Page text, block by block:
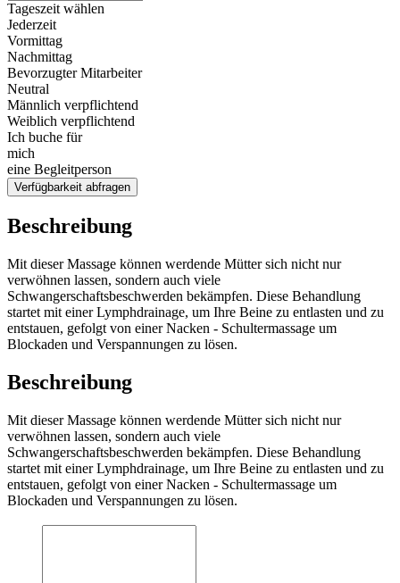
Tageszeit wählen
Jederzeit
Vormittag
Nachmittag
Bevorzugter Mitarbeiter
Neutral
Männlich verpflichtend
Weiblich verpflichtend
Ich buche für
mich
eine Begleitperson
Verfügbarkeit abfragen
Beschreibung
Mit dieser Massage können werdende Mütter sich nicht nur
verwöhnen lassen, sondern auch viele
Schwangerschaftsbeschwerden bekämpfen. Diese Behandlung
startet mit einer Lymphdrainage, um Ihre Beine zu entlasten und zu
entstauen, gefolgt von einer Nacken - Schultermassage um
Blockaden und Verspannungen zu lösen.
Beschreibung
Mit dieser Massage können werdende Mütter sich nicht nur
verwöhnen lassen, sondern auch viele
Schwangerschaftsbeschwerden bekämpfen. Diese Behandlung
startet mit einer Lymphdrainage, um Ihre Beine zu entlasten und zu
entstauen, gefolgt von einer Nacken - Schultermassage um
Blockaden und Verspannungen zu lösen.